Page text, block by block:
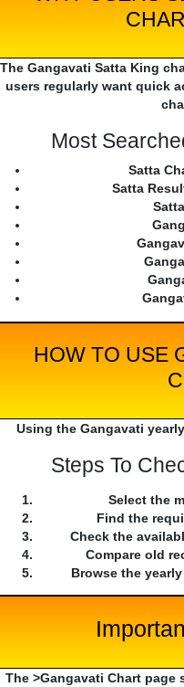
The Gangavati Satta King
users regularly want quick
Most
Satta
Satta
HOW TO USE
Using the Gangavati
Steps To
Select the
Find the
Check the
Compare old
Browse the
The >Gangavati Chart